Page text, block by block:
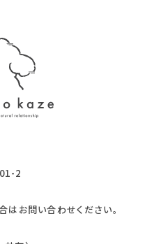
2
お問い合わせください。